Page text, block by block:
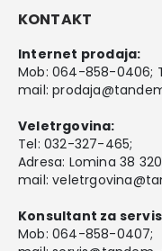
KONTAKT
Internet prodaja:
Mob: 064-858-0406;
mail:
Veletrgovina:
Tel: 032-327-465;
Adresa: Lomina 38
mail:
Konsultant za
Mob: 064-858-0407;